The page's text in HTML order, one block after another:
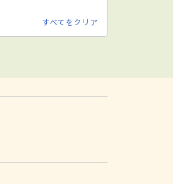
すべてをクリア